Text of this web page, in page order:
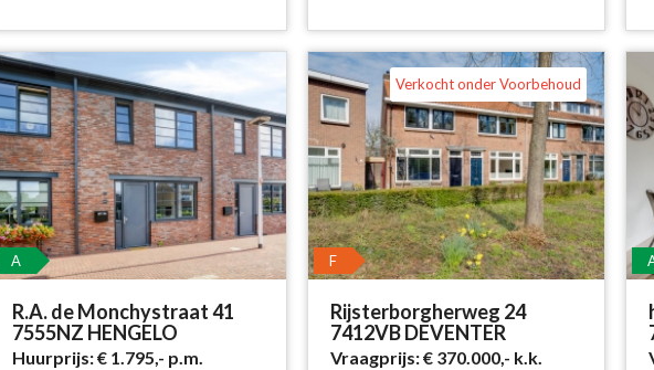
A
R.A. de Monchystraat 41
7555NZ HENGELO
Huurprijs:€ 1.795,- p.m.
F
Rijsterborgherweg 24
7412VB DEVENTER
Vraagprijs:€ 370.000,- k.k.
Verkocht onder Voorbehoud